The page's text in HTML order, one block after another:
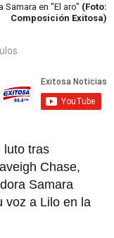
Samara en "El aro" (Foto:
Composición Exitosa)
luto tras
Chase,
Samara
voz a Lilo en la